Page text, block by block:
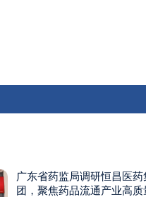
广东省药监局调研恒昌医药
团，聚焦药品流通产业高质